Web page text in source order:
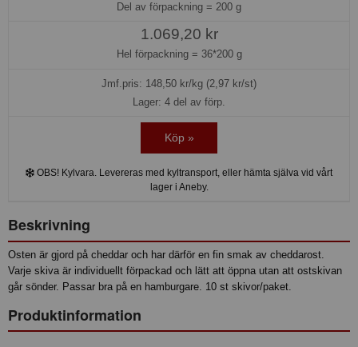
Del av förpackning = 200 g
1.069,20 kr
Hel förpackning = 36*200 g
Jmf.pris: 148,50 kr/kg (2,97 kr/st)
Lager: 4 del av förp.
Köp »
OBS! Kylvara. Levereras med kyltransport, eller hämta själva vid vårt
lager i Aneby.
Beskrivning
Osten är gjord på cheddar och har därför en fin smak av cheddarost.
Varje skiva är individuellt förpackad och lätt att öppna utan att ostskivan
går sönder. Passar bra på en hamburgare. 10 st skivor/paket.
Produktinformation